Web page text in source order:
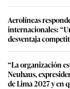
Aerolíneas
internacionales:
desventaja
“La organización
Neuhaus,
de Lima 2027 y en